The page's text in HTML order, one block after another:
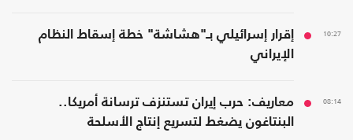
10:27
إقرار إسرائيلي بـ"هشاشة" خطة إسقاط النظام
الإيراني
08:14
معاريف: حرب إيران تستنزف ترسانة أمريكا..
البنتاغون يضغط لتسريع إنتاج الأسلحة